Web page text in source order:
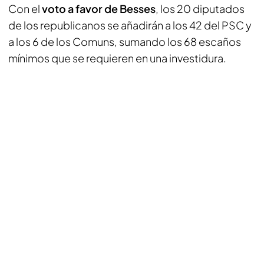
Con elvoto a favor de Besses, los 20 diputados
de los republicanos se añadirán a los 42 del PSC y
a los 6 de los Comuns, sumando los 68 escaños
mínimos que se requieren en una investidura.